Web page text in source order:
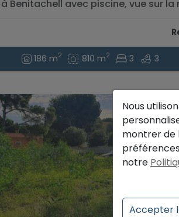
Benitachell avec piscine, vue sur la
186 m2 810 m2 3 3
Nous
montrer de
notre
Accepter